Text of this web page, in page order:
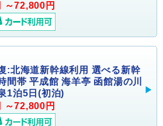
～72,800円
:北海道新幹線利用 選べる新幹
間帯 平成館 海羊亭 函館湯の川
1泊5日(初泊)
～72,800円